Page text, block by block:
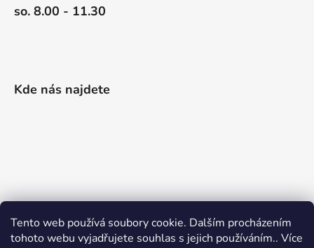
Tento web používá soubory cookie. Dalším procházením
tohoto webu vyjadřujete souhlas s jejich používáním.. Více
so. 8.00 - 11.30
Kde nás najdete